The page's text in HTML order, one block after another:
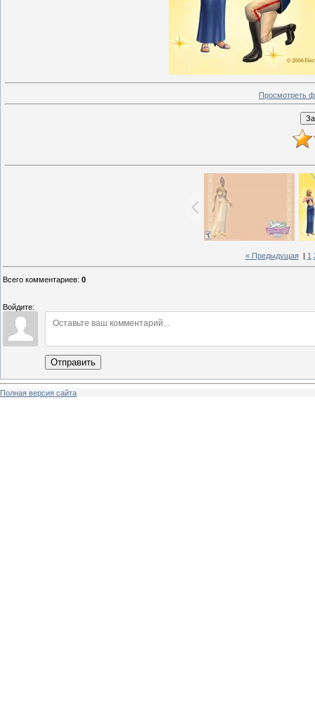
Просмотреть
« Предыдущая| 1
Всего комментариев: 0
Войдите:
Отправить
Полная версия сайта